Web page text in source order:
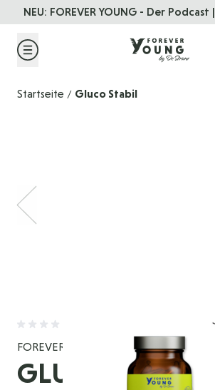
Direkt zum Inhalt
NEU: FOREVER YOUNG - Der Podcast |
Startseite / Gluco Stabil
FOREVER YOUNG
GLUCO STABIL